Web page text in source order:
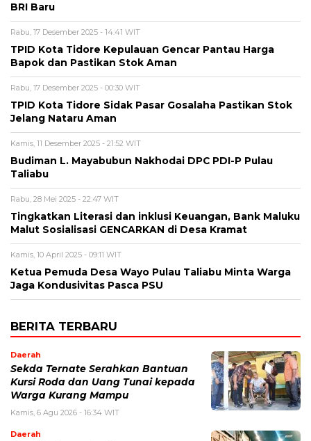
BRI Baru
Rabu, 17 Desember 2025 - 14:41 WIT
TPID Kota Tidore Kepulauan Gencar Pantau Harga
Bapok dan Pastikan Stok Aman
Rabu, 17 Desember 2025 - 00:30 WIT
TPID Kota Tidore Sidak Pasar Gosalaha Pastikan Stok
Jelang Nataru Aman
Kamis, 11 Desember 2025 - 21:52 WIT
Budiman L. Mayabubun Nakhodai DPC PDI-P Pulau
Taliabu
Rabu, 28 Mei 2025 - 22:47 WIT
Tingkatkan Literasi dan inklusi Keuangan, Bank Maluku
Malut Sosialisasi GENCARKAN di Desa Kramat
Kamis, 10 April 2025 - 09:11 WIT
Ketua Pemuda Desa Wayo Pulau Taliabu Minta Warga
Jaga Kondusivitas Pasca PSU
BERITA TERBARU
Daerah
Sekda Ternate Serahkan Bantuan
Kursi Roda dan Uang Tunai kepada
Warga Kurang Mampu
Kamis, 6 Agu 2026 - 16:34 WIT
Daerah